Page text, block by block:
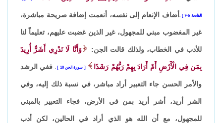
الفاتحة 6-7 أضاف الإنعام إلى نفسه، أنعمت إضافة صريحة مباشرة،
غير المغضوب مبني للمجهول، غير الذين غضبت عليهم، تعليماً لنا
للأدب في الخطاب، ولذلك قالت الجن: وَأَنَّا لَا نَدْرِي أَشَرٌّ أُرِيدَ
بِمَن فِي الْأَرْضِ أَمْ أَرَادَ بِهِمْ رَبُّهُمْ رَشَدًا سورة الجن 10 ففي الرشد
والأمر الحسن جاء التعبير أراد مباشر، في نسبة ذلك إليه، وفي
الشر أريد، أشر أريد بمن في الأرض، فجاء التعبير بالمبني
للمجهول، مع أن الله هو الذي أراد في الحالين، لكن أدب